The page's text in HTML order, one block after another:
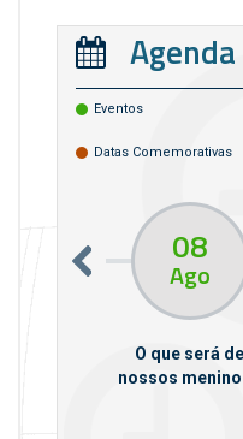
Agenda
Eventos
Datas Comemorativas
08
Ago
O que será de
nossos